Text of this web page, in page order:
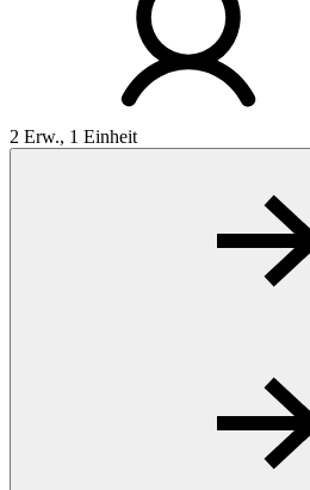
2 Erw., 1 Einheit